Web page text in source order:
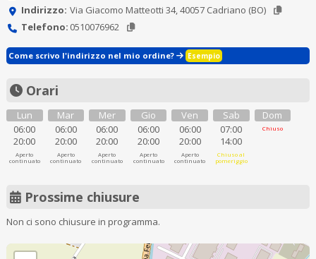
Indirizzo: Via Giacomo Matteotti 34, 40057 Cadriano (BO)
Telefono: 0510076962
Come scrivo l'indirizzo nel mio ordine? Esempio
Orari
Lun
06:00
20:00
Aperto
continuato
Mar
06:00
20:00
Aperto
continuato
Mer
06:00
20:00
Aperto
continuato
Gio
06:00
20:00
Aperto
continuato
Ven
06:00
20:00
Aperto
continuato
Sab
07:00
14:00
Chiuso al
pomeriggio
Dom
Chiuso
Prossime chiusure
Non ci sono chiusure in programma.